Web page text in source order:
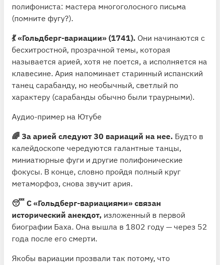
полифониста: мастера многоголосного письма
(помните фугу?).
💃 «Гольдберг-вариации» (1741). Они начинаются с
бесхитростной, прозрачной темы, которая
называется арией, хотя не поется, а исполняется на
клавесине. Ария напоминает старинный испанский
танец сарабанду, но необычный, светлый по
характеру (сарабанды обычно были траурными).
Аудио-пример на Ютубе
🌈 За арией следуют 30 вариаций на нее. Будто в
калейдоскопе чередуются галантные танцы,
миниатюрные фуги и другие полифонические
фокусы. В конце, словно пройдя полный круг
метаморфоз, снова звучит ария.
😴 С «Гольдберг-вариациями» связан
исторический анекдот, изложенный в первой
биографии Баха. Она вышла в 1802 году — через 52
года после его смерти.
Якобы вариации прозвали так потому, что